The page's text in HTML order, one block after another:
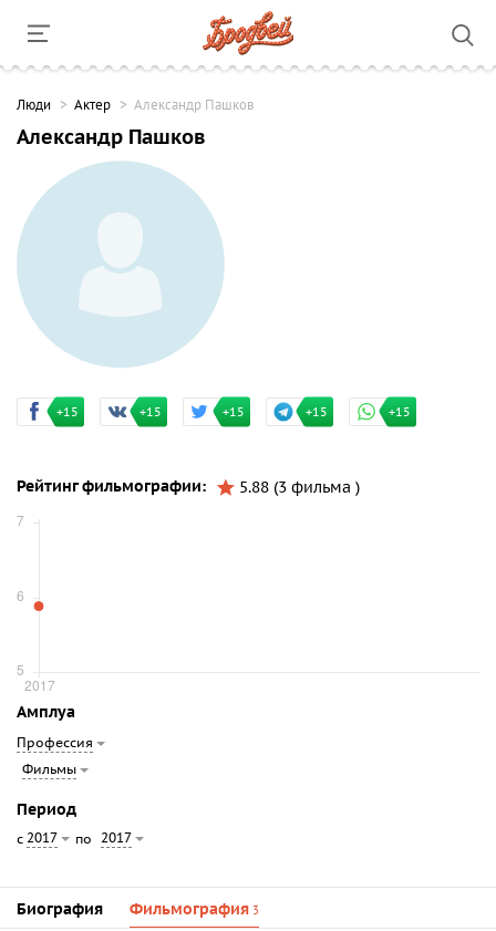
Люди Актер Александр Пашков
Александр Пашков
+15 +15 +15 +15 +15
Рейтинг фильмографии: 5.88 (3 фильма )
Амплуа
Профессия
Фильмы
Период
с 2017 по 2017
Биография Фильмография 3